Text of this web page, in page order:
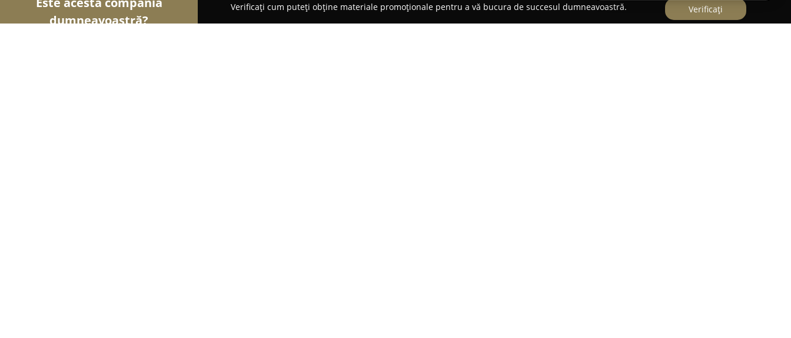
dumneavoastră?
Verificați cum puteți obține materiale promoționale pentru a vă bucura de succesul dumneavoastră.
Verificați